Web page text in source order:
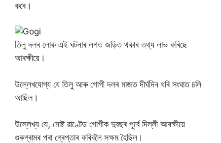
কৰে।
তিলু দলৰ লোক এই ঘটনাৰ লগত জড়িত থকাৰ তথ্য লাভ কৰিছে
আৰক্ষীয়ে।
উল্লেখযোগ্য যে তিলু আৰু গোগী দলৰ মাজত দীৰ্ঘদিন ধৰি সংঘাত চলি
আছিল।
উল্লেখ্য যে, মোষ্ট ৱাণ্টেড গোগীক দুবছৰ পূৰ্বে দিল্লী আৰক্ষীয়ে
গুৰুগ্ৰামৰ পৰা গ্ৰেপ্তাৰ কৰিবলৈ সক্ষম হৈছিল।